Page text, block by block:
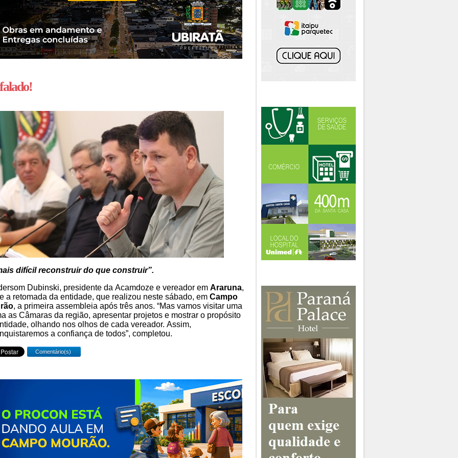
difícil reconstruir do que construir”.
Dubinski, presidente da Acamdoze e vereador em Araruna,
a retomada da entidade, que realizou neste sábado, em Campo
, a primeira assembleia após três anos. “Mas vamos visitar uma
as Câmaras da região, apresentar projetos e mostrar o propósito
olhando nos olhos de cada vereador. Assim,
a confiança de todos”, completou.
Comentário(s)